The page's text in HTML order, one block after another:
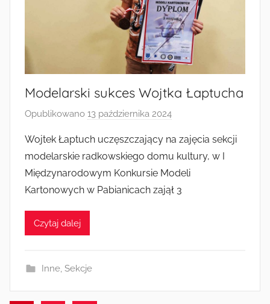
Modelarski sukces Wojtka Łaptucha
Opublikowano 13 października 2024
z
e
z
a
Wojtek Łaptuch uczęszczający na zajęcia sekcji
modelarskie radkowskiego domu kultury, w I
Międzynarodowym Konkursie Modeli
Kartonowych w Pabianicach zajął 3
Czytaj dalej
Inne, Sekcje